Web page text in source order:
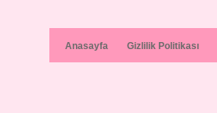
Anasayfa Gizlilik Politikası